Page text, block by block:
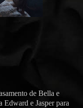
de Bella e
Edward e Jasper para